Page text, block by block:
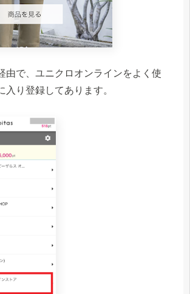
由で、ユニクロオンラインをよく使
入り登録してあります。